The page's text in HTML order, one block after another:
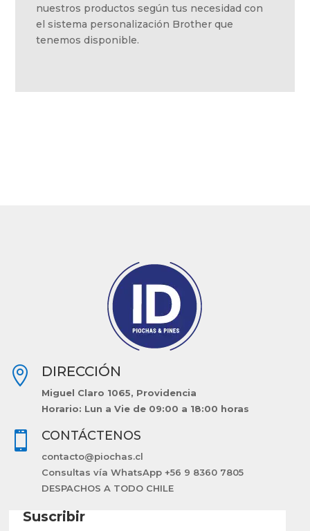
nuestros productos según tus necesidad con
el sistema personalización Brother que
tenemos disponible.
 DIRECCIÓN
Miguel Claro 1065, Providencia
Horario: Lun a Vie de 09:00 a 18:00 horas
 CONTÁCTENOS
contacto@piochas.cl
Consultas vía WhatsApp +56 9 8360 7805
DESPACHOS A TODO CHILE
Suscribir